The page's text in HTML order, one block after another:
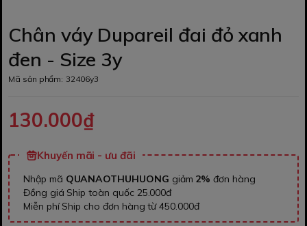
Chân váy Dupareil đai đỏ xanh
đen - Size 3y
Mã sản phẩm: 32406y3
130.000₫
Khuyến mãi - ưu đãi
Nhập mã QUANAOTHUHUONG giảm 2% đơn hàng
Đồng giá Ship toàn quốc 25.000đ
Miễn phí Ship cho đơn hàng từ 450.000đ